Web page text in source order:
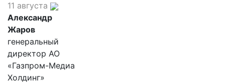
11 августа
Александр
Жаров
генеральный
директор АО
«Газпром-Медиа
Холдинг»